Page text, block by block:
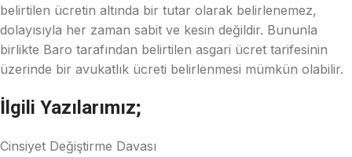
belirtilen ücretin altında bir tutar olarak belirlenemez,
dolayısıyla her zaman sabit ve kesin değildir. Bununla
birlikte Baro tarafından belirtilen asgari ücret tarifesinin
üzerinde bir avukatlık ücreti belirlenmesi mümkün olabilir.
İlgili Yazılarımız;
Cinsiyet Değiştirme Davası